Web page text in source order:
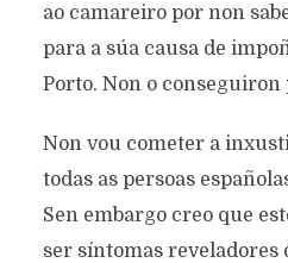
ao camareiro por non
para a súa causa de
Porto. Non o conseguiron
Non vou cometer a
todas as persoas
Sen embargo creo que
ser síntomas reveladores